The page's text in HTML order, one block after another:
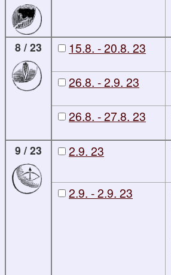
8 / 23 15.8. - 20.8. 23
26.8. - 2.9. 23
26.8. - 27.8. 23
9 / 23
2.9. 23
2.9. - 2.9. 23